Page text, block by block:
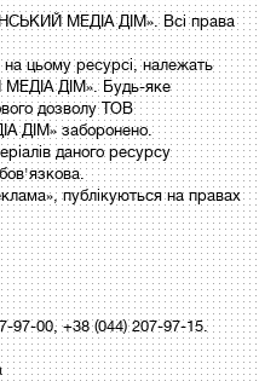
МЕДІА ДІМ». Всі права
на цьому ресурсі, належать
ДІМ». Будь-яке
дозволу ТОВ
ДІМ» заборонено.
даного ресурсу
публікуються на правах
97-00, +38 (044) 207-97-15.